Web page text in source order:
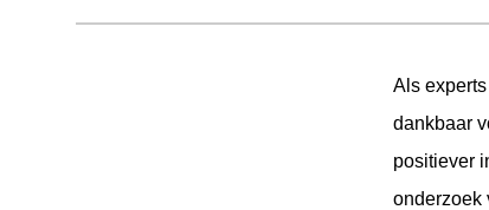
Als
dankbaar
positiever
onderzoek